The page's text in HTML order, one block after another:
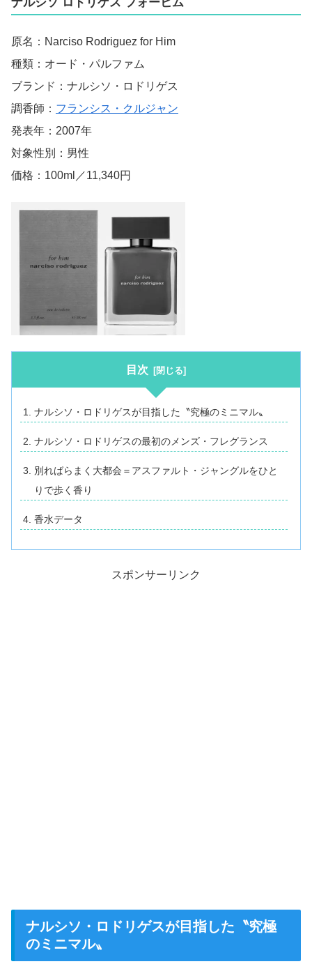
原名：Narciso Rodriguez for Him
種類：オード・パルファム
ブランド：ナルシソ・ロドリゲス
調香師： フランシス・クルジャン
発表年：2007年
対象性別：男性
価格：100ml／11,340円
目次
ナルシソ・ロドリゲスが目指した〝究極のミニマル〟
ナルシソ・ロドリゲスの最初のメンズ・フレグランス
別ればらまく大都会＝アスファルト・ジャングルをひと
りで歩く香り
香水データ
スポンサーリンク
ナルシソ・ロドリゲスが目指した〝究極
のミニマル〟